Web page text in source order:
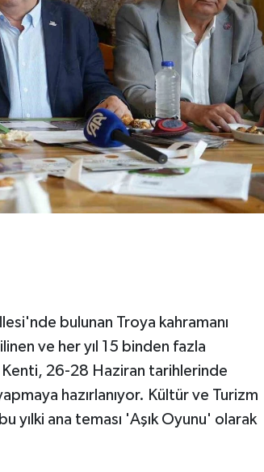
bulunan Troya kahramanı
ve her yıl 15 binden fazla
Kenti, 26-28 Haziran tarihlerinde
hazırlanıyor. Kültür ve Turizm
yılki ana teması 'Aşık Oyunu' olarak